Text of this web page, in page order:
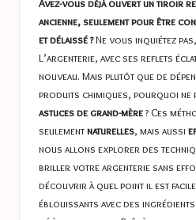
t
u
c
e
s
Avez-vous déjà ouvert un tiroir
ancienne, seulement pour être
et délaissé ?Ne vous inquiétez
L’argenterie, avec ses reflets
nouveau. Mais plutôt que de
produits chimiques, pourquoi
astuces de grand-mère? Ces
seulementnaturelles, mais aussi
nous allons explorer des
briller votre argenterie sans
découvrir à quel point il est
éblouissants avec des